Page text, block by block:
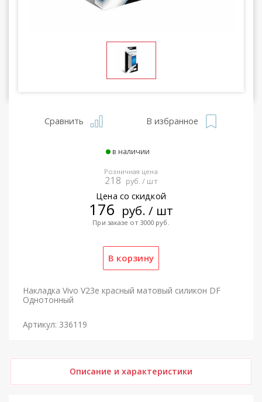
Сравнить В избранное
в наличии
Розничная цена
218 руб. / шт
Цена со скидкой
176 руб. / шт
При заказе от 3000 руб.
Накладка Vivo V23e красный матовый силикон DF
Однотонный
Артикул: 336119
Описание и характеристики